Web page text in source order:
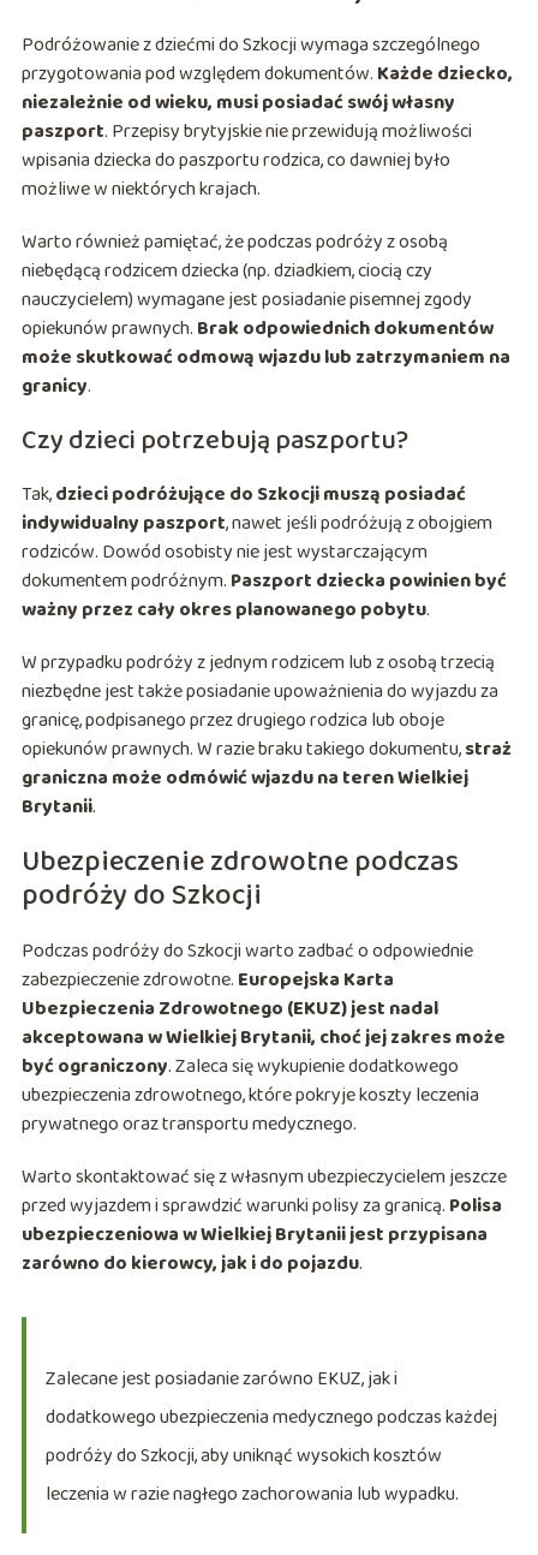
Podróżowanie z dziećmi do Szkocji wymaga szczególnego
przygotowania pod względem dokumentów. Każde dziecko,
niezależnie od wieku, musi posiadać swój własny
paszport. Przepisy brytyjskie nie przewidują możliwości
wpisania dziecka do paszportu rodzica, co dawniej było
możliwe w niektórych krajach.
Warto również pamiętać, że podczas podróży z osobą
niebędącą rodzicem dziecka (np. dziadkiem, ciocią czy
nauczycielem) wymagane jest posiadanie pisemnej zgody
opiekunów prawnych. Brak odpowiednich dokumentów
może skutkować odmową wjazdu lub zatrzymaniem na
granicy.
Czy dzieci potrzebują paszportu?
Tak,dzieci podróżujące do Szkocji muszą posiadać
indywidualny paszport, nawet jeśli podróżują z obojgiem
rodziców. Dowód osobisty nie jest wystarczającym
dokumentem podróżnym. Paszport dziecka powinien być
ważny przez cały okres planowanego pobytu.
W przypadku podróży z jednym rodzicem lub z osobą trzecią
niezbędne jest także posiadanie upoważnienia do wyjazdu za
granicę, podpisanego przez drugiego rodzica lub oboje
opiekunów prawnych. W razie braku takiego dokumentu,straż
graniczna może odmówić wjazdu na teren Wielkiej
Brytanii.
Ubezpieczenie zdrowotne podczas
podróży do Szkocji
Podczas podróży do Szkocji warto zadbać o odpowiednie
zabezpieczenie zdrowotne. Europejska Karta
Ubezpieczenia Zdrowotnego (EKUZ) jest nadal
akceptowana w Wielkiej Brytanii, choć jej zakres może
być ograniczony. Zaleca się wykupienie dodatkowego
ubezpieczenia zdrowotnego, które pokryje koszty leczenia
prywatnego oraz transportu medycznego.
Warto skontaktować się z własnym ubezpieczycielem jeszcze
przed wyjazdem i sprawdzić warunki polisy za granicą. Polisa
ubezpieczeniowa w Wielkiej Brytanii jest przypisana
zarówno do kierowcy, jak i do pojazdu.
Zalecane jest posiadanie zarówno EKUZ, jak i
dodatkowego ubezpieczenia medycznego podczas każdej
podróży do Szkocji, aby uniknąć wysokich kosztów
leczenia w razie nagłego zachorowania lub wypadku.